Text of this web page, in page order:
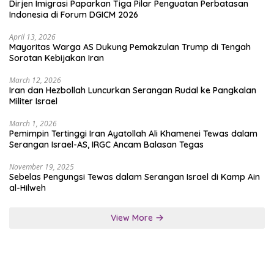
Dirjen Imigrasi Paparkan Tiga Pilar Penguatan Perbatasan
Indonesia di Forum DGICM 2026
April 13, 2026
Mayoritas Warga AS Dukung Pemakzulan Trump di Tengah
Sorotan Kebijakan Iran
March 12, 2026
Iran dan Hezbollah Luncurkan Serangan Rudal ke Pangkalan
Militer Israel
March 1, 2026
Pemimpin Tertinggi Iran Ayatollah Ali Khamenei Tewas dalam
Serangan Israel-AS, IRGC Ancam Balasan Tegas
November 19, 2025
Sebelas Pengungsi Tewas dalam Serangan Israel di Kamp Ain
al-Hilweh
View More